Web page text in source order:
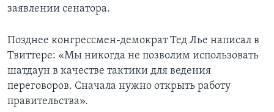
заявлении сенатора.
Позднее конгрессмен-демократ Тед Лье написал в
Твиттере: «Мы никогда не позволим использовать
шатдаун в качестве тактики для ведения
переговоров. Сначала нужно открыть работу
правительства».